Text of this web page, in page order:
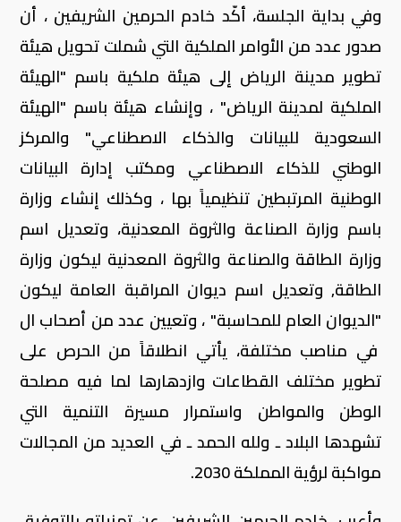
وفي بداية الجلسة، أكّد خادم الحرمين الشريفين ، أن
صدور عدد من الأوامر الملكية التي شملت تحويل هيئة
تطوير مدينة الرياض إلى هيئة ملكية باسم "الهيئة
الملكية لمدينة الرياض" ، وإنشاء هيئة باسم "الهيئة
السعودية للبيانات والذكاء الاصطناعي" والمركز
الوطني للذكاء الاصطناعي ومكتب إدارة البيانات
الوطنية المرتبطين تنظيمياً بها ، وكذلك إنشاء وزارة
باسم وزارة الصناعة والثروة المعدنية، وتعديل اسم
وزارة الطاقة والصناعة والثروة المعدنية ليكون وزارة
الطاقة, وتعديل اسم ديوان المراقبة العامة ليكون
"الديوان العام للمحاسبة" ، وتعيين عدد من أصحاب ال
في مناصب مختلفة، يأتي انطلاقاً من الحرص على
تطوير مختلف القطاعات وازدهارها لما فيه مصلحة
الوطن والمواطن واستمرار مسيرة التنمية التي
تشهدها البلاد ـ ولله الحمد ـ في العديد من المجالات
مواكبة لرؤية المملكة 2030.